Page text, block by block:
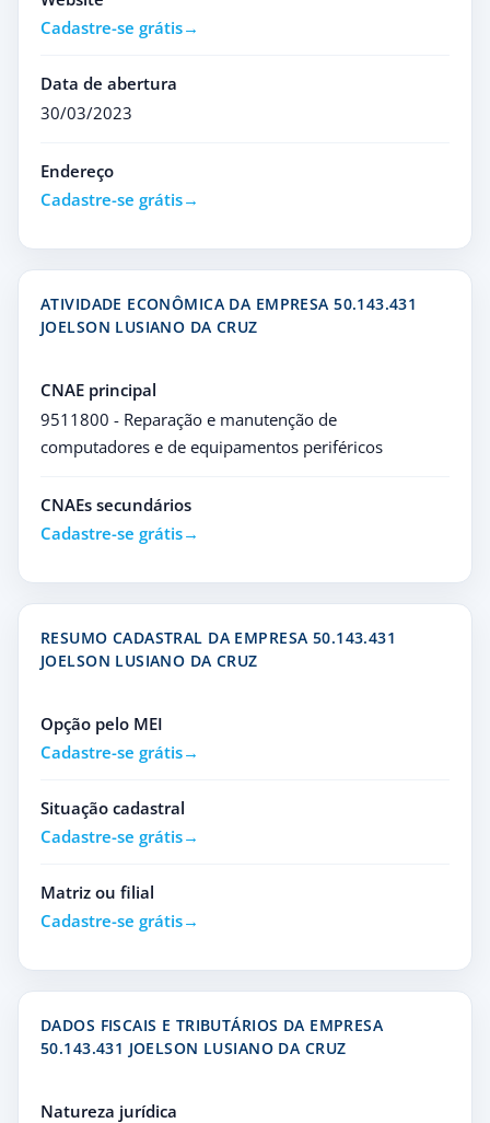
Cadastre-se grátis
Data de abertura
30/03/2023
Endereço
Cadastre-se grátis
ATIVIDADE ECONÔMICA DA EMPRESA 50.143.431
JOELSON LUSIANO DA CRUZ
CNAE principal
9511800 - Reparação e manutenção de
computadores e de equipamentos periféricos
CNAEs secundários
Cadastre-se grátis
RESUMO CADASTRAL DA EMPRESA 50.143.431
JOELSON LUSIANO DA CRUZ
Opção pelo MEI
Cadastre-se grátis
Situação cadastral
Cadastre-se grátis
Matriz ou filial
Cadastre-se grátis
DADOS FISCAIS E TRIBUTÁRIOS DA EMPRESA
50.143.431 JOELSON LUSIANO DA CRUZ
Natureza jurídica